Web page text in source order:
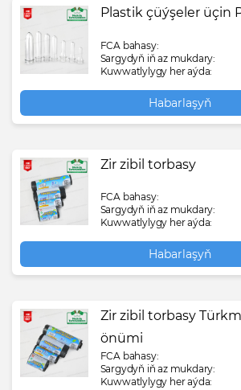
Plastik çüýşeler üçin
FCA bahasy:
Sargydyň iň az mukdary:
Kuwwatlylygy her aýda:
Habarlaşyň
Zir zibil torbasy
FCA bahasy:
Sargydyň iň az mukdary:
Kuwwatlylygy her aýda:
Habarlaşyň
Zir zibil torbasy
önümi
FCA bahasy:
Sargydyň iň az mukdary:
Kuwwatlylygy her aýda: